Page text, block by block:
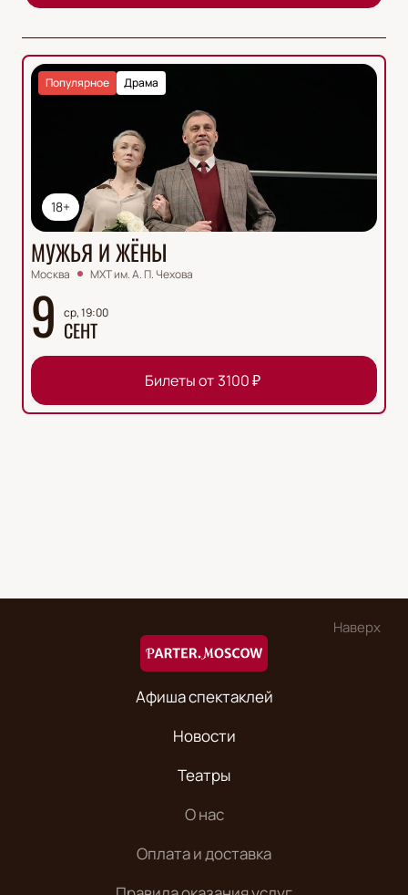
18+
Драма
Популярное
МУЖЬЯ И ЖЁНЫ
Москва МХТ им. А. П. Чехова
9 ср, 19:00
СЕНТ
Билеты от 3100₽
Наверх
Афиша спектаклей
Новости
Театры
О нас
Оплата и доставка